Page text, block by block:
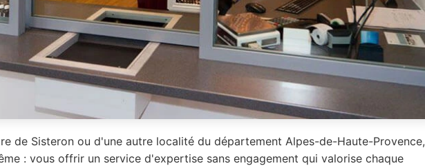
de Sisteron ou d'une autre localité du département Alpes-de-Haute-Provence,
: vous offrir un service d'expertise sans engagement qui valorise chaque